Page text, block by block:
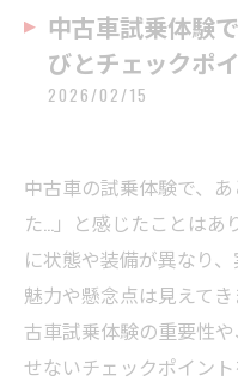
中古車試乗体験
びとチェックポ
2026/02/15
中古車の試乗体験で、
た…」と感じたことはあ
に状態や装備が異なり
魅力や懸念点は見えて
古車試乗体験の重要性
せないチェックポイン